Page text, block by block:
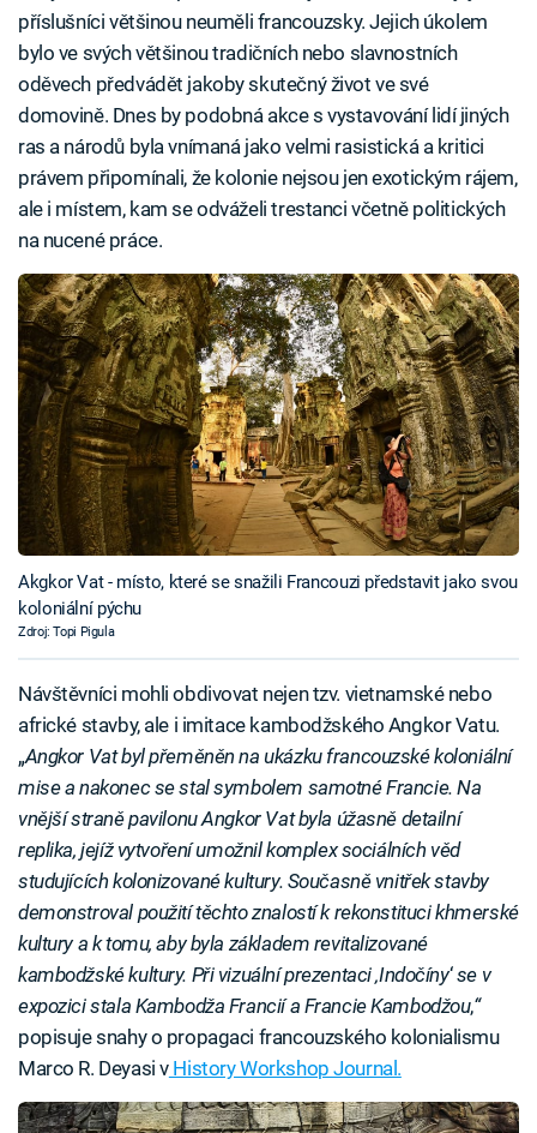
příslušníci většinou neuměli francouzsky. Jejich úkolem
bylo ve svých většinou tradičních nebo slavnostních
oděvech předvádět jakoby skutečný život ve své
domovině. Dnes by podobná akce s vystavování lidí jiných
ras a národů byla vnímaná jako velmi rasistická a kritici
právem připomínali, že kolonie nejsou jen exotickým rájem,
ale i místem, kam se odváželi trestanci včetně politických
na nucené práce.
Akgkor Vat - místo, které se snažili Francouzi představit jako svou
koloniální pýchu
Zdroj: Topi Pigula
Návštěvníci mohli obdivovat nejen tzv. vietnamské nebo
africké stavby, ale i imitace kambodžského Angkor Vatu.
„Angkor Vat byl přeměněn na ukázku francouzské koloniální
mise a nakonec se stal symbolem samotné Francie. Na
vnější straně pavilonu Angkor Vat byla úžasně detailní
replika, jejíž vytvoření umožnil komplex sociálních věd
studujících kolonizované kultury. Současně vnitřek stavby
demonstroval použití těchto znalostí k rekonstituci khmerské
kultury a k tomu, aby byla základem revitalizované
kambodžské kultury. Při vizuální prezentaci ‚Indočíny‘se v
expozici stala Kambodža Francií a Francie Kambodžou,“
popisuje snahy o propagaci francouzského kolonialismu
Marco R. Deyasi vHistory Workshop Journal.